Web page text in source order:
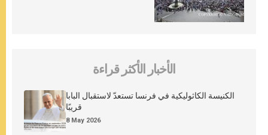
الأخبار الأكثر قراءة
الكنيسة الكاثوليكية في فرنسا تستعدّ لاستقبال البابا
قريبًا
8 May 2026